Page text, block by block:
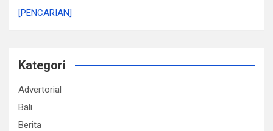
[PENCARIAN]
Kategori
Advertorial
Bali
Berita